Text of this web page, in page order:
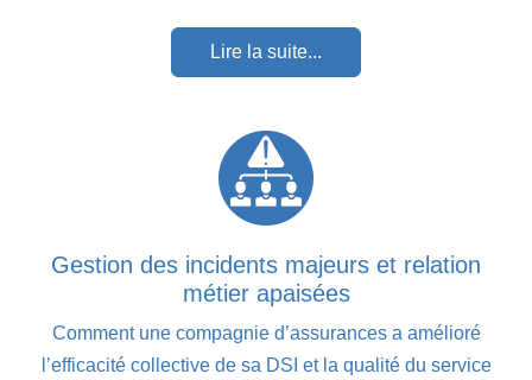
Lire la suite...
Gestion des incidents majeurs et relation
métier apaisées
Comment une compagnie d’assurances a amélioré
l’efficacité collective de sa DSI et la qualité du service